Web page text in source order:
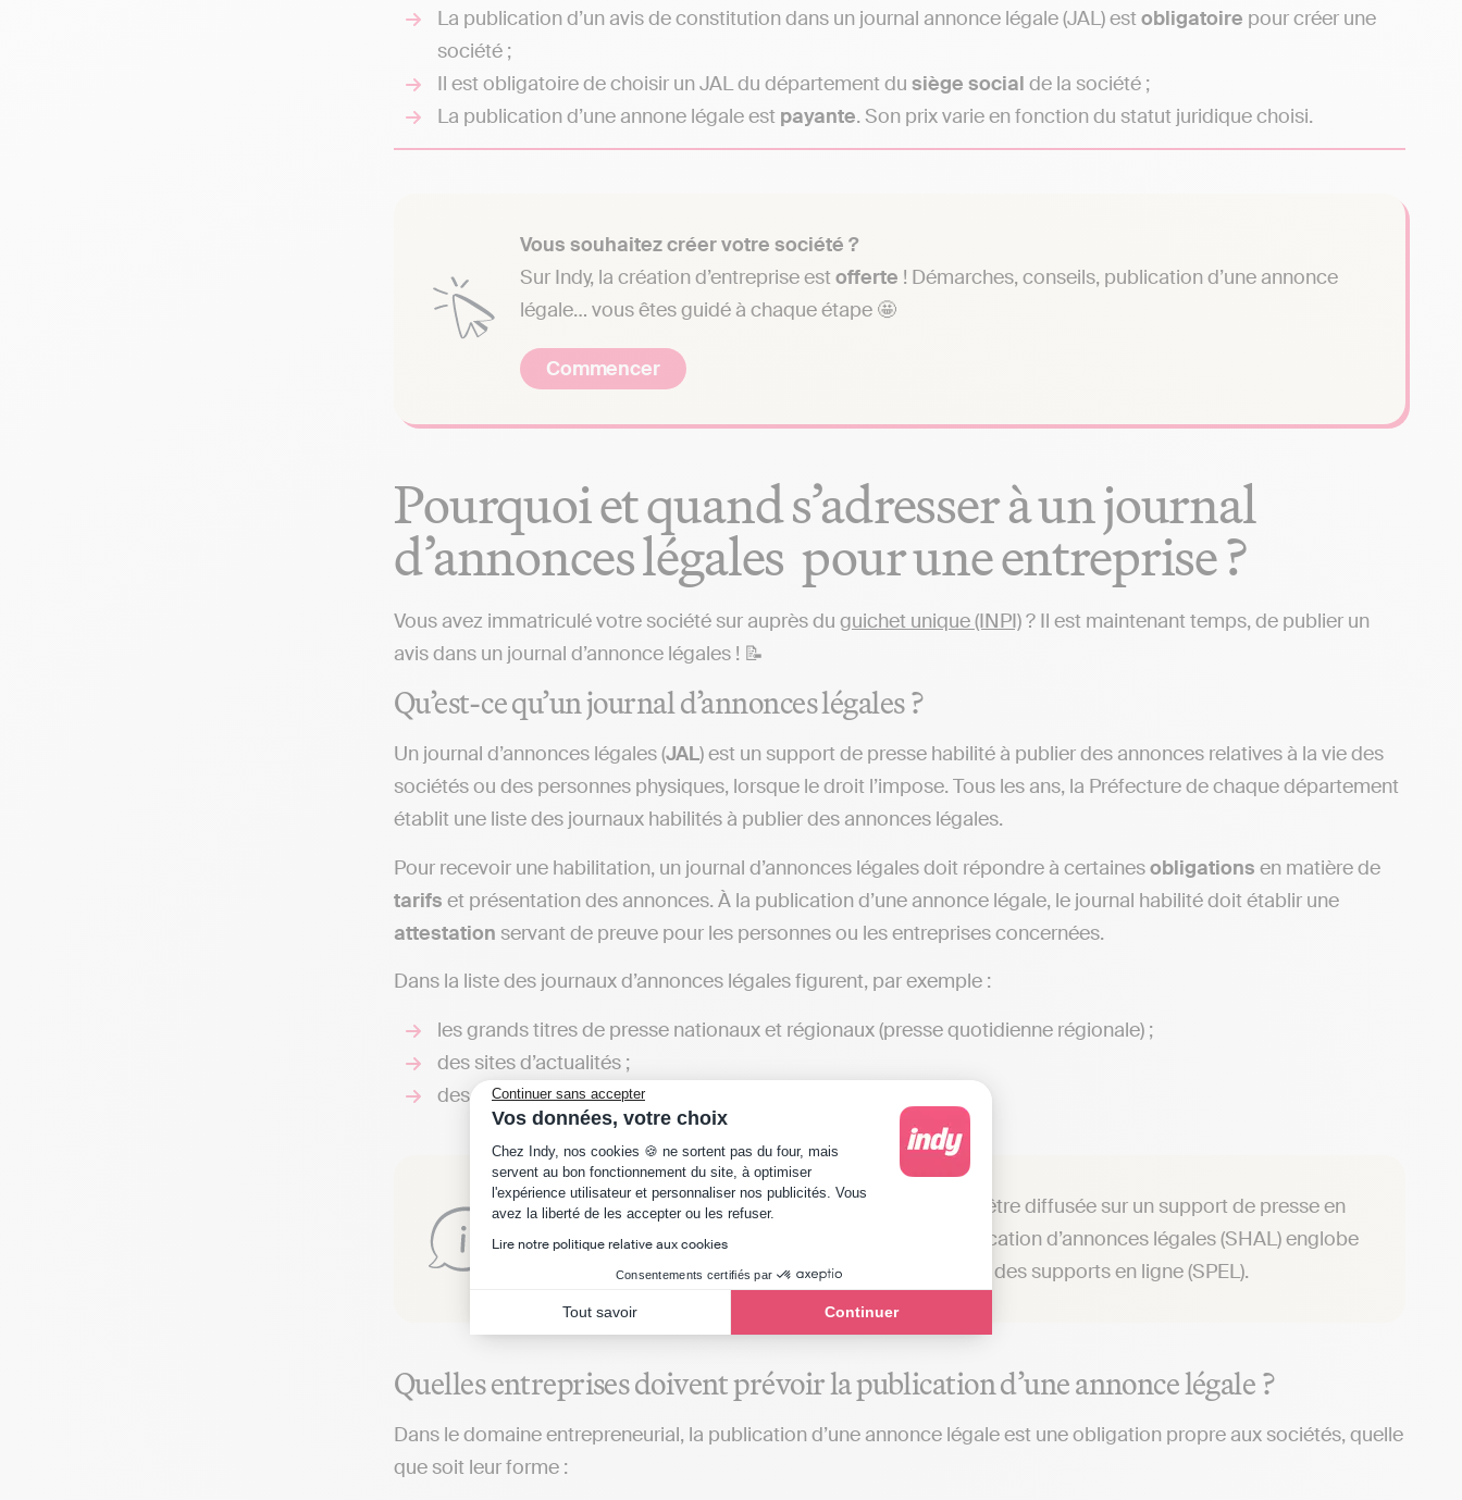
Continuer sans accepter
Vos données, votre choix
Plateforme de Gestion du Consentement : Personnalisez vos Options
Chez Indy, nos cookies 🍪 ne sortent pas du four, mais
servent au bon fonctionnement du site, à optimiser
l'expérience utilisateur et personnaliser nos publicités. Vous
avez la liberté de les accepter ou les refuser.
Lire notre politique relative aux cookies
Consentements certifiés par
Tout savoir Continuer
Axeptio consent
La publication d’un avis de constitution dans un journal annonce légale (JAL) est obligatoire pour créer une
société ;
Il est obligatoire de choisir un JAL du département du siège social de la société ;
La publication d’une annone légale est payante. Son prix varie en fonction du statut juridique choisi.
Vous souhaitez créer votre société ?
Sur Indy, la création d’entreprise est offerte ! Démarches, conseils, publication d’une annonce
légale… vous êtes guidé à chaque étape 🤩
Commencer
Pourquoi et quand s’adresser à un journal
d’annonces légales pour une entreprise ?
Vous avez immatriculé votre société sur auprès du guichet unique (INPI)? Il est maintenant temps, de publier un
avis dans un journal d’annonce légales ! 📝
Qu’est-ce qu’un journal d’annonces légales ?
Un journal d’annonces légales (JAL) est un support de presse habilité à publier des annonces relatives à la vie des
sociétés ou des personnes physiques, lorsque le droit l’impose. Tous les ans, la Préfecture de chaque département
établit une liste des journaux habilités à publier des annonces légales.
Pour recevoir une habilitation, un journal d’annonces légales doit répondre à certainesobligations en matière de
tarifs et présentation des annonces. À la publication d’une annonce légale, le journal habilité doit établir une
attestation servant de preuve pour les personnes ou les entreprises concernées.
Dans la liste des journaux d’annonces légales figurent, par exemple :
les grands titres de presse nationaux et régionaux (presse quotidienne régionale) ;
des sites d’actualités ;
des journaux spécialisés en économie…
💡 Bon à savoir : une annonce légale peut également être diffusée sur un support de presse en
ligne (SPEL). La notion de supports habilités à la publication d’annonces légales (SHAL) englobe
donc à la fois les journaux d’annonces légales (JAL) et des supports en ligne (SPEL).
Quelles entreprises doivent prévoir la publication d’une annonce légale ?
Dans le domaine entrepreneurial, la publication d’une annonce légale est une obligation propre aux sociétés, quelle
que soit leur forme :